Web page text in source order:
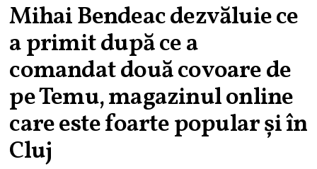
Mihai Bendeac dezvăluie ce
a primit după ce a
comandat două covoare de
pe Temu, magazinul online
care este foarte popular și în
Cluj